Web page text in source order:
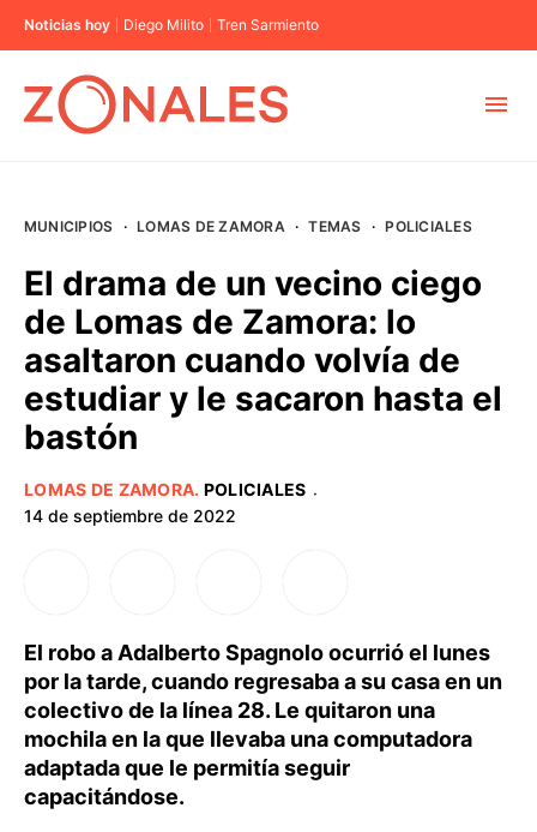
Noticias hoy Diego Milito Tren Sarmiento
BUENOS AIRES
PROVINCIAS
MUNICIPIOS · LOMAS DE ZAMORA · TEMAS · POLICIALES
El drama de un vecino ciego
de Lomas de Zamora: lo
asaltaron cuando volvía de
estudiar y le sacaron hasta el
bastón
LOMAS DE ZAMORA. POLICIALES ·
14 de septiembre de 2022
El robo a Adalberto Spagnolo ocurrió el lunes
por la tarde, cuando regresaba a su casa en un
colectivo de la línea 28. Le quitaron una
mochila en la que llevaba una computadora
adaptada que le permitía seguir
capacitándose.